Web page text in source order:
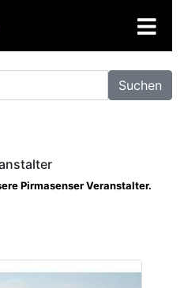
Suchen
Pirmasenser Veranstalter.